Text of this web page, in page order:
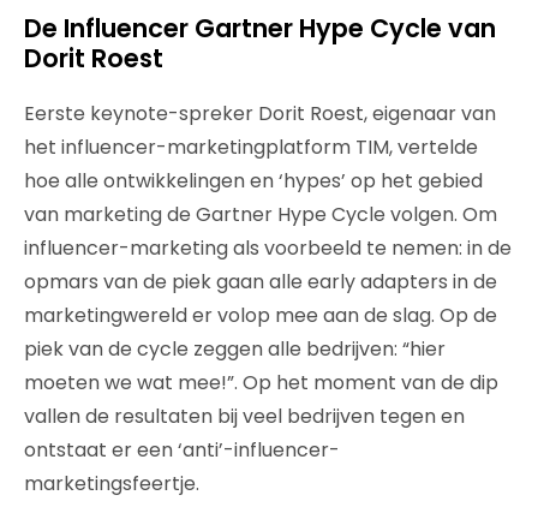
De Influencer Gartner Hype Cycle van
Dorit Roest
Eerste keynote-spreker Dorit Roest, eigenaar van
het influencer-marketingplatform TIM, vertelde
hoe alle ontwikkelingen en ‘hypes’ op het gebied
van marketing de Gartner Hype Cycle volgen. Om
influencer-marketing als voorbeeld te nemen: in de
opmars van de piek gaan alle early adapters in de
marketingwereld er volop mee aan de slag. Op de
piek van de cycle zeggen alle bedrijven: “hier
moeten we wat mee!”. Op het moment van de dip
vallen de resultaten bij veel bedrijven tegen en
ontstaat er een ‘anti’-influencer-
marketingsfeertje.